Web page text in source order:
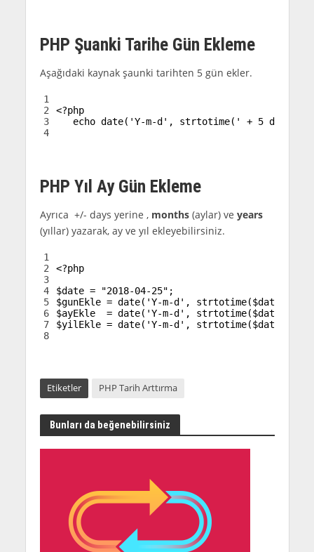
PHP Şuanki Tarihe Gün Ekleme
Aşağıdaki kaynak şaunki tarihten 5 gün ekler.
1
2
3
4
<?php
echo date( 'Y-m-d' , strtotime( ' + 5 days'
PHP Yıl Ay Gün Ekleme
Ayrıca +/- days yerine , months(aylar) ve years
(yıllar) yazarak, ay ve yıl ekleyebilirsiniz.
1
2
3
4
5
6
7
8
<?php
$date = "2018-04-25" ;
$gunEkle = date( 'Y-m-d' , strtotime($date
$ayEkle
= date( 'Y-m-d' , strtotime($date
$yilEkle = date( 'Y-m-d' , strtotime($date
Etiketler PHP Tarih Arttırma
Bunları da beğenebilirsiniz